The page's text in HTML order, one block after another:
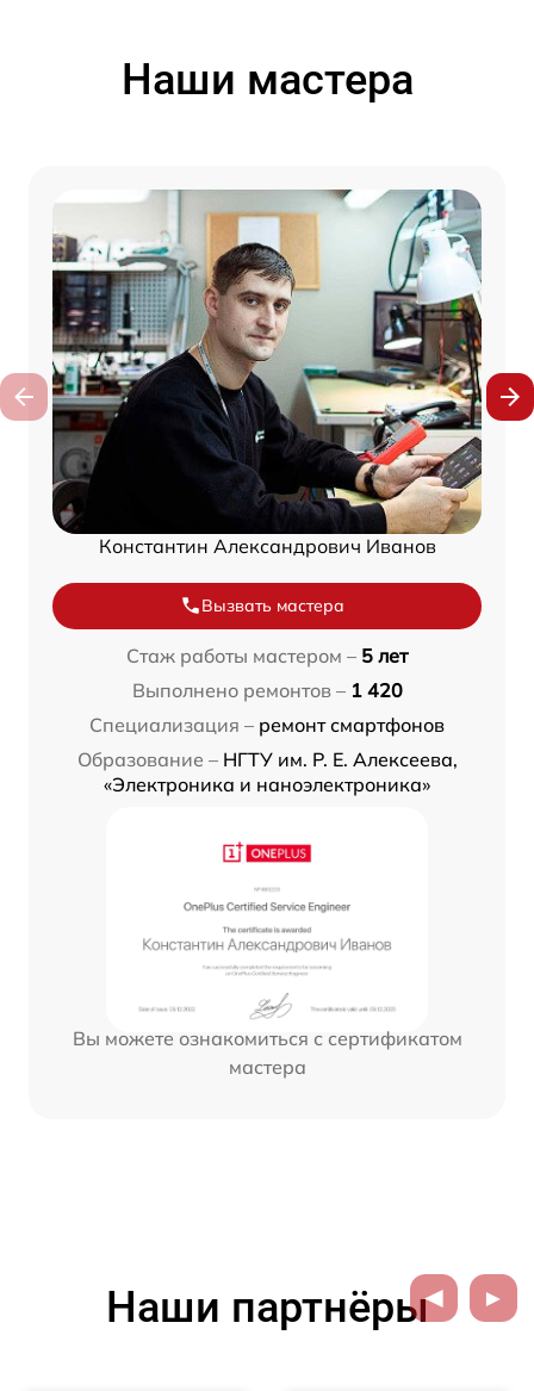
Наши мастера
Константин Александрович Иванов
Вызвать мастера
Стаж работы мастером – 5 лет
Выполнено ремонтов – 1 420
Специализация – ремонт смартфонов
Образование – НГТУ им. Р. Е. Алексеева,
«Электроника и наноэлектроника»
Вы можете ознакомиться с сертификатом
мастера
Наши партнёры